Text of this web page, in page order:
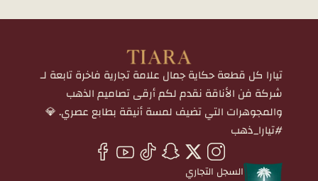
تيارا كل قطعة حكاية جمال علامة تجارية فاخرة تابعة لـ
شركة فن الأناقة نقدم لكم أرقى تصاميم الذهب
والمجوهرات التي تضيف لمسة أنيقة بطابع عصري. 💎
#تيارا_ذهب
السجل التجاري